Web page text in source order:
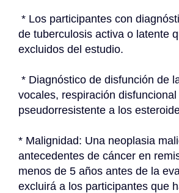
de tuberculosis activa o latente
excluidos del estudio.
vocales, respiración
pseudorresistente a los
* Malignidad: Una neoplasia
antecedentes de cáncer en
menos de 5 años antes de la
excluirá a los participantes que